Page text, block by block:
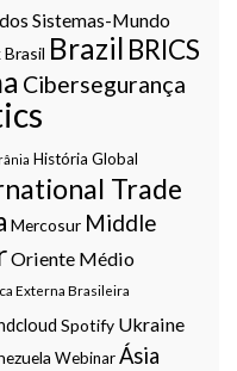
Sistemas-Mundo
Brasil Brazil BRICS
Cibersegurança
História Global
Trade
Mercosur Middle
Oriente Médio
Externa Brasileira
Spotify Ukraine
WebinarÁsia